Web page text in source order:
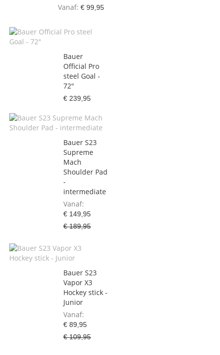
Vanaf € 99,95
Bauer
Official Pro
steel Goal -
72"
€ 239,95
Bauer S23
Supreme
Mach
Shoulder Pad
-
intermediate
Vanaf
€ 149,95
€ 189,95
Bauer S23
Vapor X3
Hockey stick -
Junior
Vanaf
€ 89,95
€ 109,95